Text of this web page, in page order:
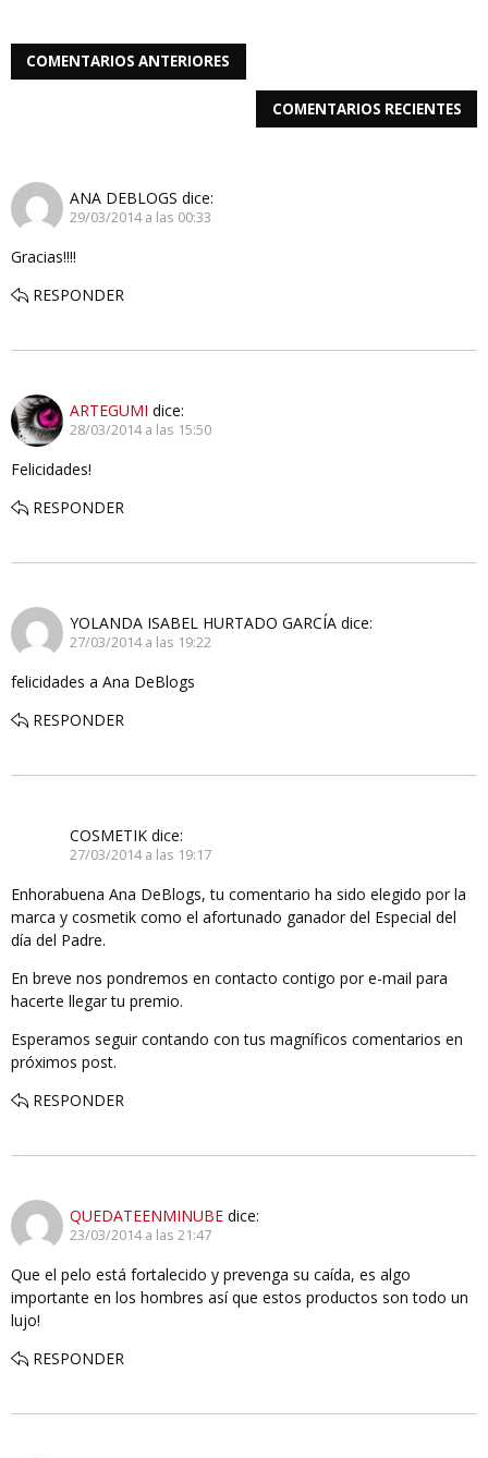
COMENTARIOS ANTERIORES
COMENTARIOS RECIENTES
ANA DEBLOGS dice:
29/03/2014 a las 00:33
Gracias!!!!
RESPONDER
ARTEGUMI dice:
28/03/2014 a las 15:50
Felicidades!
RESPONDER
YOLANDA ISABEL HURTADO GARCÍA dice:
27/03/2014 a las 19:22
felicidades a Ana DeBlogs
RESPONDER
COSMETIK dice:
27/03/2014 a las 19:17
Enhorabuena Ana DeBlogs, tu comentario ha sido elegido por la
marca y cosmetik como el afortunado ganador del Especial del
día del Padre.
En breve nos pondremos en contacto contigo por e-mail para
hacerte llegar tu premio.
Esperamos seguir contando con tus magníficos comentarios en
próximos post.
RESPONDER
QUEDATEENMINUBE dice:
23/03/2014 a las 21:47
Que el pelo está fortalecido y prevenga su caída, es algo
importante en los hombres así que estos productos son todo un
lujo!
RESPONDER